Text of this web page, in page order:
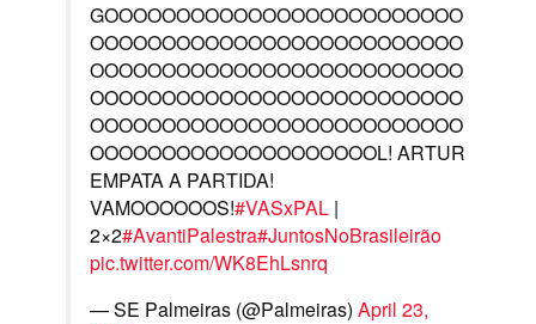
GOOOOOOOOOOOOOOOOOOOOOOOOO
OOOOOOOOOOOOOOOOOOOOOOOOOO
OOOOOOOOOOOOOOOOOOOOOOOOOO
OOOOOOOOOOOOOOOOOOOOOOOOOO
OOOOOOOOOOOOOOOOOOOOOOOOOO
OOOOOOOOOOOOOOOOOOOOL! ARTUR
EMPATA A PARTIDA!
VAMOOOOOOS!#VASxPAL |
2×2#AvantiPalestra#JuntosNoBrasileirão
pic.twitter.com/WK8EhLsnrq
— SE Palmeiras (@Palmeiras) April 23,